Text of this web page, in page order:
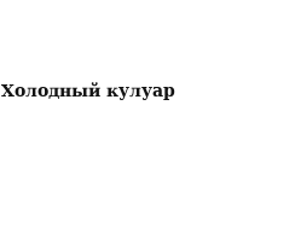
Холодный кулуар